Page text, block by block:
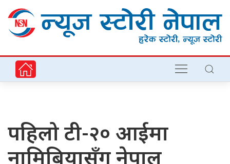
पहिलो टी-२० आईमा